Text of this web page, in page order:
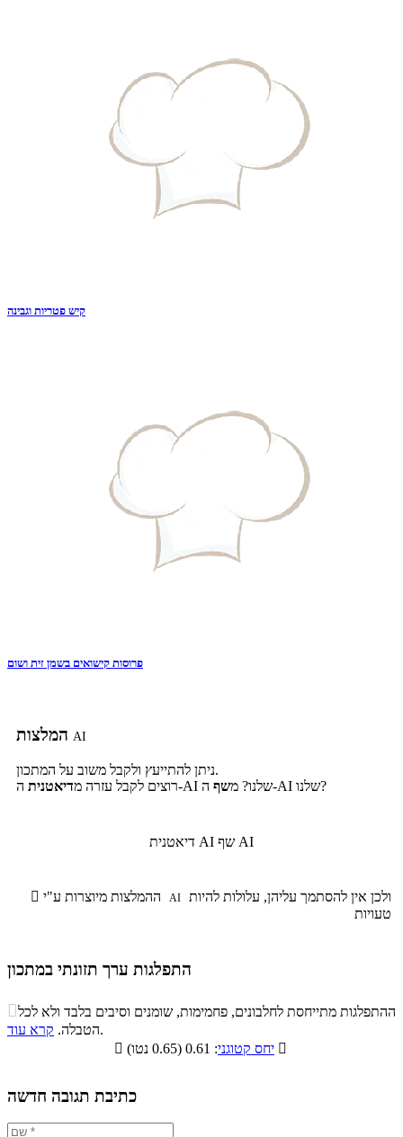
קיש פטריות וגבינה
פרוסות קישואים בשמן זית ושום
AI
ניתן להתייעץ ולקבל משוב על המתכון.
רוצים לקבל עזרה מדיאטנית ה-AI שלנו? משף ה-AI שלנו?
דיאטנית AI שף AI
 AI
טעויות
התפלגות ערך תזונתי במתכון
התפלגות ערך תזונתי במתכון
סיבים
תזונתיים
שומנים חלבונים
11.4% 48.6%
ההתפלגות מתייחסת לחלבונים, פחמימות, שומנים וסיבים בלבד ולא לכל
הטבלה. קרא עוד
.

יחס קטוגני 
כתיבת תגובה חדשה